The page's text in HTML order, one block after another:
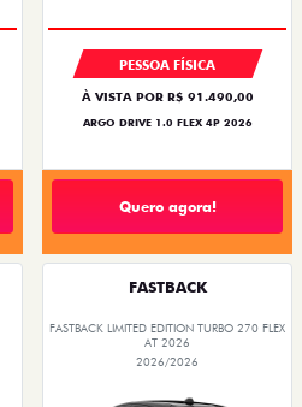
PESSOA FÍSICA
À VISTA POR R$ 91.490,00
ARGO DRIVE 1.0 FLEX 4P 2026
Quero agora!
FASTBACK
FASTBACK LIMITED EDITION TURBO 270 FLEX
AT 2026
2026/2026